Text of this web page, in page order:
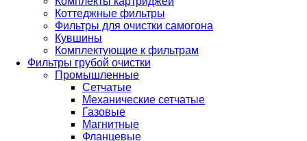
Коттеджные фильтры
Фильтры для очистки самогона
Кувшины
Комплектующие к фильтрам
Фильтры грубой очистки
Промышленные
Сетчатые
Механические сетчатые
Газовые
Магнитные
Фланцевые